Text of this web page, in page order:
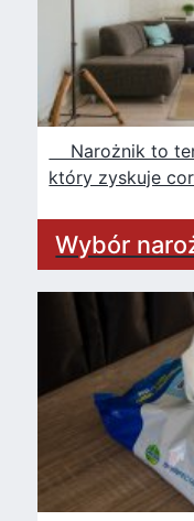
Narożnik to
który zyskuje
Wybór